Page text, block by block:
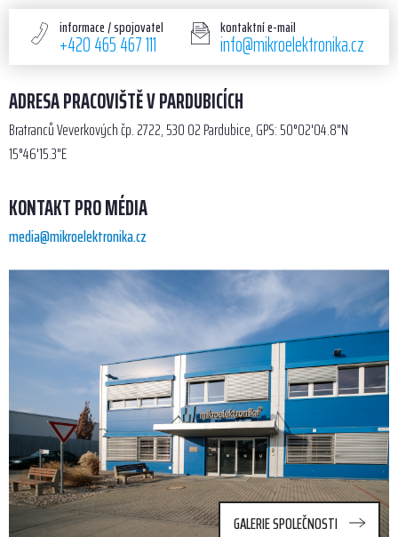
informace / spojovatel
+420 465 467 111
kontaktní e-mail
info@mikroelektronika.cz
ADRESA PRACOVIŠTĚ V PARDUBICÍCH
Bratranců Veverkových čp. 2722, 530 02 Pardubice, GPS: 50°02'04.8"N
15°46'15.3"E
KONTAKT PRO MÉDIA
media@mikroelektronika.cz
GALERIE SPOLEČNOSTI